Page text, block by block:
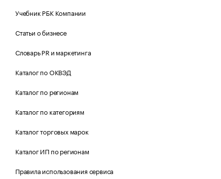
Учебник РБК Компании
Статьи о бизнесе
Словарь PR и маркетинга
Каталог по ОКВЭД
Каталог по регионам
Каталог по категориям
Каталог торговых марок
Каталог ИП по регионам
Правила использования сервиса